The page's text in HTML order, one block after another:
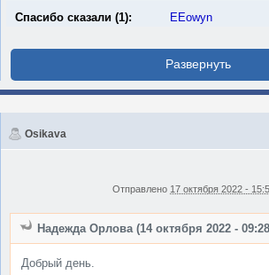
Спасибо сказали (1): EEowyn
Osikava
Отправлено 17 октября 2022 -
Надежда Орлова (14 октября 2022 -
Добрый день.